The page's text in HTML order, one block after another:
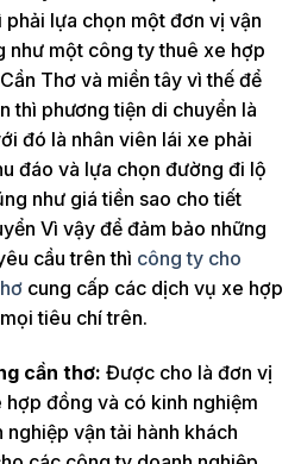
lựa chọn một đơn vị vận
như một công ty thuê xe hợp
Thơ và miền tây vì thế để
thì phương tiện di chuyển là
đó là nhân viên lái xe phải
đáo và lựa chọn đường đi lộ
như giá tiền sao cho tiết
Vì vậy để đảm bảo những
cầu trên thì công ty cho
cung cấp các dịch vụ xe hợp
tiêu chí trên.
cần thơ: Được cho là đơn vị
đồng và có kinh nghiệm
vận tải hành khách